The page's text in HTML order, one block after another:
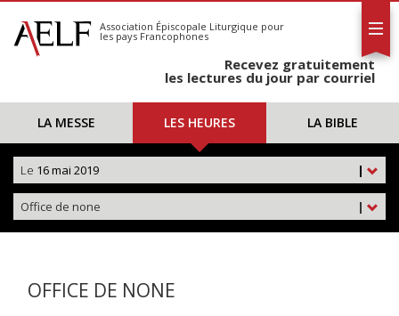
S'abonner
Calendrier
Association Épiscopale Liturgique pour
les pays Francophones
Recevez gratuitement
les lectures du jour par courriel
LA MESSE LES HEURES LA BIBLE
|
Le 16 mai 2019
|
Office de none
OFFICE DE NONE